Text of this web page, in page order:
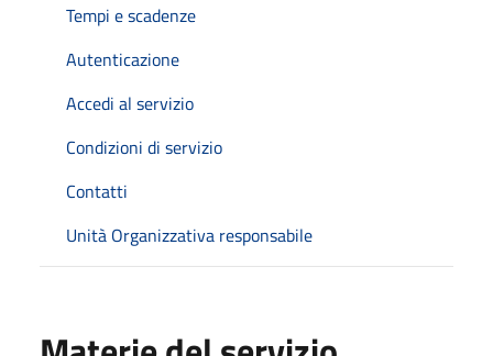
Tempi e scadenze
Autenticazione
Accedi al servizio
Condizioni di servizio
Contatti
Unità Organizzativa responsabile